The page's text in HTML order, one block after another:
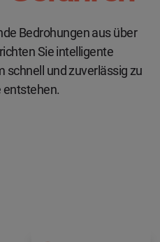
Bedrohungen aus über
Sie intelligente
schnell und zuverlässig zu
entstehen.